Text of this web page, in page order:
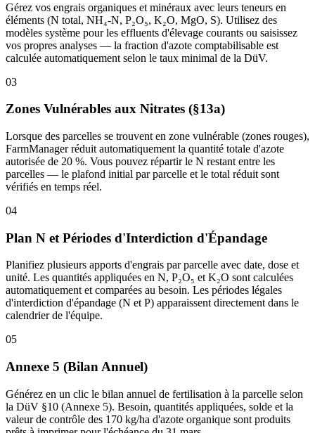
Gérez vos engrais organiques et minéraux avec leurs teneurs en
éléments (N total, NH₄-N, P₂O₅, K₂O, MgO, S). Utilisez des
modèles système pour les effluents d'élevage courants ou saisissez
vos propres analyses — la fraction d'azote comptabilisable est
calculée automatiquement selon le taux minimal de la DüV.
03
Zones Vulnérables aux Nitrates (§13a)
Lorsque des parcelles se trouvent en zone vulnérable (zones rouges),
FarmManager réduit automatiquement la quantité totale d'azote
autorisée de 20 %. Vous pouvez répartir le N restant entre les
parcelles — le plafond initial par parcelle et le total réduit sont
vérifiés en temps réel.
04
Plan N et Périodes d'Interdiction d'Épandage
Planifiez plusieurs apports d'engrais par parcelle avec date, dose et
unité. Les quantités appliquées en N, P₂O₅ et K₂O sont calculées
automatiquement et comparées au besoin. Les périodes légales
d'interdiction d'épandage (N et P) apparaissent directement dans le
calendrier de l'équipe.
05
Annexe 5 (Bilan Annuel)
Générez en un clic le bilan annuel de fertilisation à la parcelle selon
la DüV §10 (Annexe 5). Besoin, quantités appliquées, solde et la
valeur de contrôle des 170 kg/ha d'azote organique sont produits